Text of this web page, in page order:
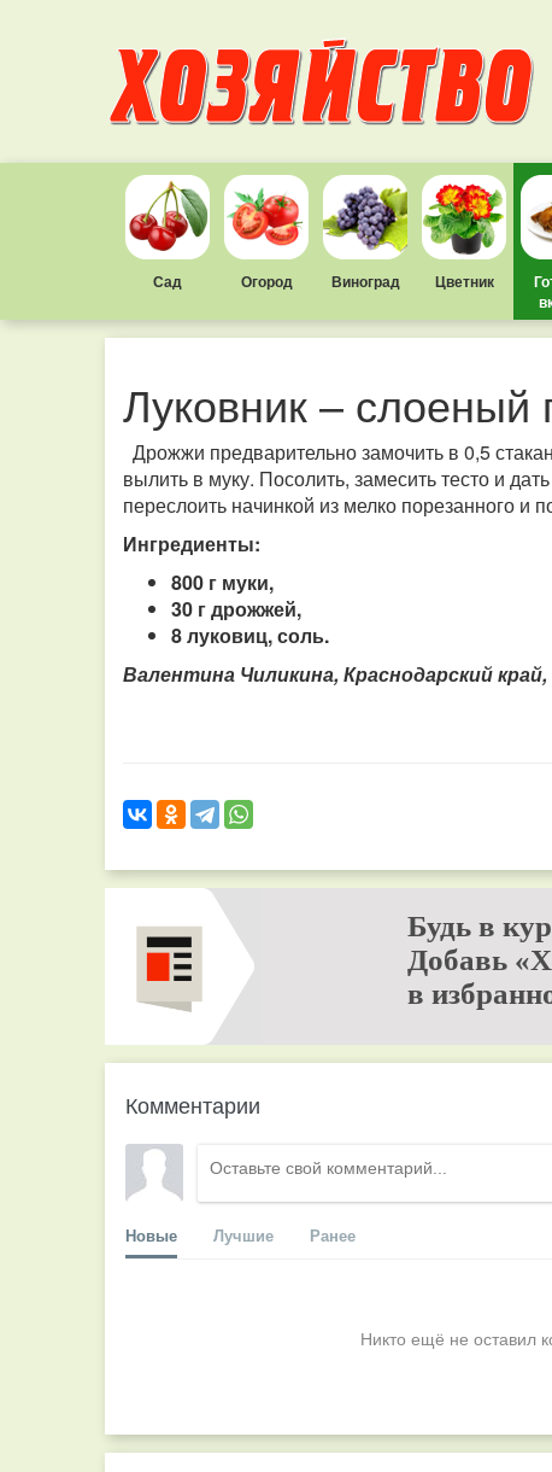
Сад Огород Виноград Цветник
Луковник – слоеный
Дрожжи предварительно замочить в 0,5
вылить в муку. Посолить, замесить тесто и
переслоить начинкой из мелко порезанного и
Ингредиенты:
800 г муки,
30 г дрожжей,
8 луковиц, соль.
Валентина Чиликина, Краснодарский
Будь в
Добавь
в
Комментарии
Новые Лучшие Ранее
Никто ещё не оставил